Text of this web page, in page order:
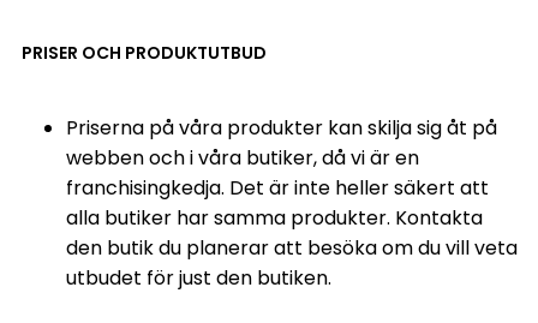
PRISER OCH PRODUKTUTBUD
Priserna på våra produkter kan skilja sig åt på
webben och i våra butiker, då vi är en
franchisingkedja. Det är inte heller säkert att
alla butiker har samma produkter. Kontakta
den butik du planerar att besöka om du vill veta
utbudet för just den butiken.